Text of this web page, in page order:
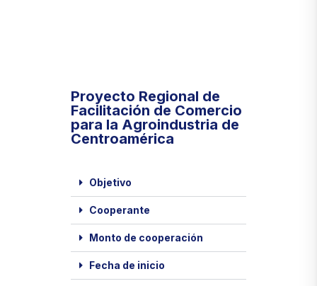
Proyecto Regional de
Facilitación de Comercio
para la Agroindustria de
Centroamérica
Objetivo
Cooperante
Monto de cooperación
Fecha de inicio